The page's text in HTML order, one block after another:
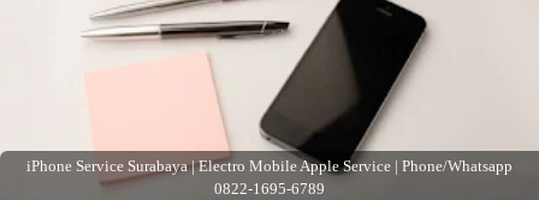
iPhone Service Surabaya | Electro Mobile Apple Service | Phone/Whatsapp
0822-1695-6789